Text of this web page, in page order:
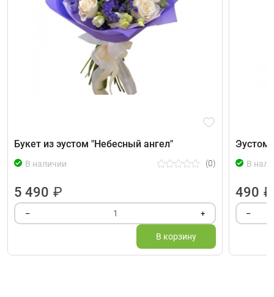
Букет из эустом "Небесный ангел"
В наличии (0)
5 490 ₽
– 1 +
В корзину
В
490 ₽
–